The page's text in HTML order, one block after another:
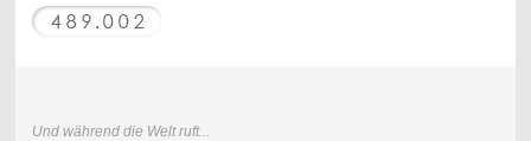
Und während die Welt ruft...